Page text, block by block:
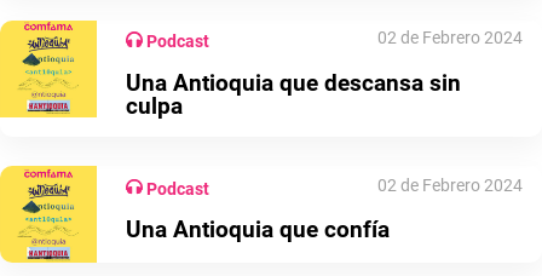
Podcast 02 de Febrero 2024
Una Antioquia que descansa sin
culpa
Podcast 02 de Febrero 2024
Una Antioquia que confía